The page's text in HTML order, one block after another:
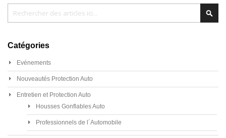
Catégories
Evénements
Nouveautés Protection Auto
Entretien et Protection Auto
Housses Gonflables Auto
Professionnels de l´Automobile